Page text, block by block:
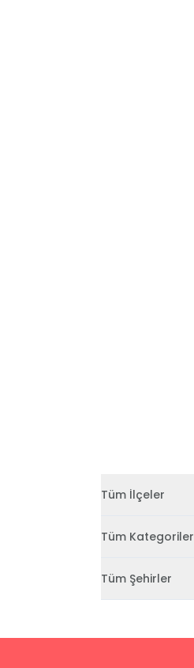
Tüm İlçeler
Tüm Kategoriler
Tüm Şehirler